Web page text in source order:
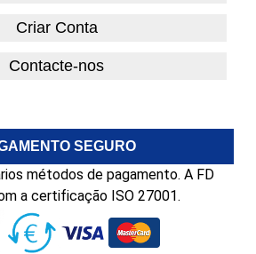
Criar Conta
Contacte-nos
SEGURO
métodos de pagamento. A FD
a certificação ISO 27001.